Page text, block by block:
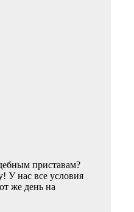
приставам?
У нас все условия
же день на